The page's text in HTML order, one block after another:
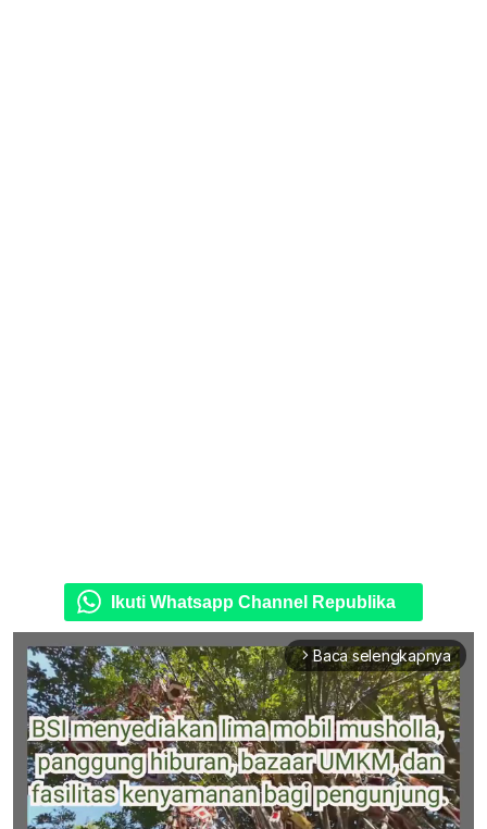
Ikuti Whatsapp Channel Republika
arrow_forward_ios Baca selengkapnya